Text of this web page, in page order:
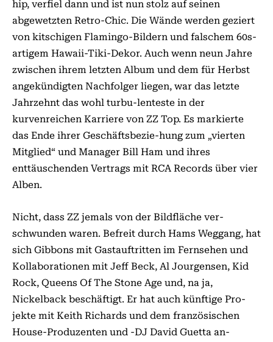
hip, verfiel dann und ist nun stolz auf seinen
abgewetzten Retro-Chic. Die Wände werden geziert
von kitschigen Flamingo-Bildern und falschem 60s-
artigem Hawaii-Tiki-Dekor. Auch wenn neun Jahre
zwischen ihrem letzten Album und dem für Herbst
angekündigten Nachfolger liegen, war das letzte
Jahrzehnt das wohl turbu-lenteste in der
kurvenreichen Karriere von ZZ Top. Es markierte
das Ende ihrer Geschäftsbezie-hung zum „vierten
Mitglied“ und Manager Bill Ham und ihres
enttäuschenden Vertrags mit RCA Records über vier
Alben.
Nicht, dass ZZ jemals von der Bildfläche ver-
schwunden waren. Befreit durch Hams Weggang, hat
sich Gibbons mit Gastauftritten im Fernsehen und
Kollaborationen mit Jeff Beck, Al Jourgensen, Kid
Rock, Queens Of The Stone Age und, na ja,
Nickelback beschäftigt. Er hat auch künftige Pro-
jekte mit Keith Richards und dem französischen
House-Produzenten und -DJ David Guetta an-